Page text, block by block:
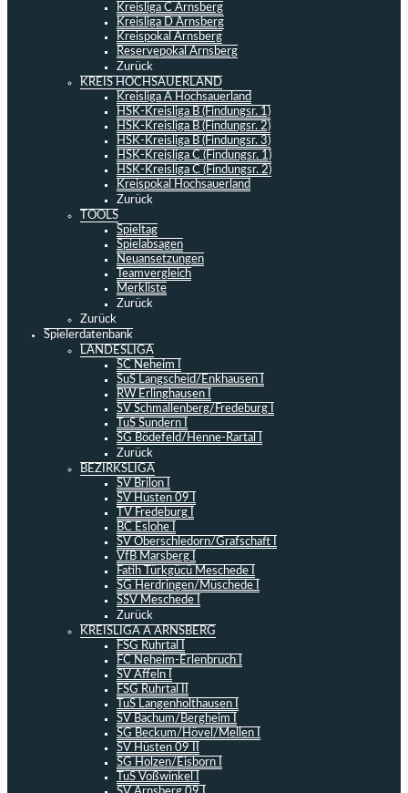
Kreisliga C Arnsberg
Kreisliga D Arnsberg
Kreispokal Arnsberg
Reservepokal Arnsberg
Zurück
KREIS HOCHSAUERLAND
Kreisliga A Hochsauerland
HSK-Kreisliga B (Findungsr. 1)
HSK-Kreisliga B (Findungsr. 2)
HSK-Kreisliga B (Findungsr. 3)
HSK-Kreisliga C (Findungsr. 1)
HSK-Kreisliga C (Findungsr. 2)
Kreispokal Hochsauerland
Zurück
TOOLS
Spieltag
Spielabsagen
Neuansetzungen
Teamvergleich
Merkliste
Zurück
Zurück
Spielerdatenbank
LANDESLIGA
SC Neheim I
SuS Langscheid/Enkhausen I
RW Erlinghausen I
SV Schmallenberg/Fredeburg I
TuS Sundern I
SG Bödefeld/Henne-Rartal I
Zurück
BEZIRKSLIGA
SV Brilon I
SV Hüsten 09 I
TV Fredeburg I
BC Eslohe I
SV Oberschledorn/Grafschaft I
VfB Marsberg I
Fatih Türkgücü Meschede I
SG Herdringen/Müschede I
SSV Meschede I
Zurück
KREISLIGA A ARNSBERG
FSG Ruhrtal I
FC Neheim-Erlenbruch I
SV Affeln I
FSG Ruhrtal II
TuS Langenholthausen I
SV Bachum/Bergheim I
SG Beckum/Hövel/Mellen I
SV Hüsten 09 II
SG Holzen/Eisborn I
TuS Voßwinkel I